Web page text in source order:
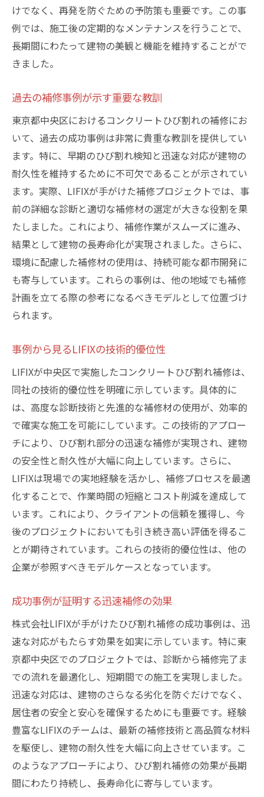
けでなく、再発を防ぐための予防策も重要です。この事
例では、施工後の定期的なメンテナンスを行うことで、
長期間にわたって建物の美観と機能を維持することがで
きました。
過去の補修事例が示す重要な教訓
東京都中央区におけるコンクリートひび割れの補修にお
いて、過去の成功事例は非常に貴重な教訓を提供してい
ます。特に、早期のひび割れ検知と迅速な対応が建物の
耐久性を維持するために不可欠であることが示されてい
ます。実際、LIFIXが手がけた補修プロジェクトでは、事
前の詳細な診断と適切な補修材の選定が大きな役割を果
たしました。これにより、補修作業がスムーズに進み、
結果として建物の長寿命化が実現されました。さらに、
環境に配慮した補修材の使用は、持続可能な都市開発に
も寄与しています。これらの事例は、他の地域でも補修
計画を立てる際の参考になるべきモデルとして位置づけ
られます。
事例から見るLIFIXの技術的優位性
LIFIXが中央区で実施したコンクリートひび割れ補修は、
同社の技術的優位性を明確に示しています。具体的に
は、高度な診断技術と先進的な補修材の使用が、効率的
で確実な施工を可能にしています。この技術的アプロー
チにより、ひび割れ部分の迅速な補修が実現され、建物
の安全性と耐久性が大幅に向上しています。さらに、
LIFIXは現場での実地経験を活かし、補修プロセスを最適
化することで、作業時間の短縮とコスト削減を達成して
います。これにより、クライアントの信頼を獲得し、今
後のプロジェクトにおいても引き続き高い評価を得るこ
とが期待されています。これらの技術的優位性は、他の
企業が参照すべきモデルケースとなっています。
成功事例が証明する迅速補修の効果
株式会社LIFIXが手がけたひび割れ補修の成功事例は、迅
速な対応がもたらす効果を如実に示しています。特に東
京都中央区でのプロジェクトでは、診断から補修完了ま
での流れを最適化し、短期間での施工を実現しました。
迅速な対応は、建物のさらなる劣化を防ぐだけでなく、
居住者の安全と安心を確保するためにも重要です。経験
豊富なLIFIXのチームは、最新の補修技術と高品質な材料
を駆使し、建物の耐久性を大幅に向上させています。こ
のようなアプローチにより、ひび割れ補修の効果が長期
間にわたり持続し、長寿命化に寄与しています。